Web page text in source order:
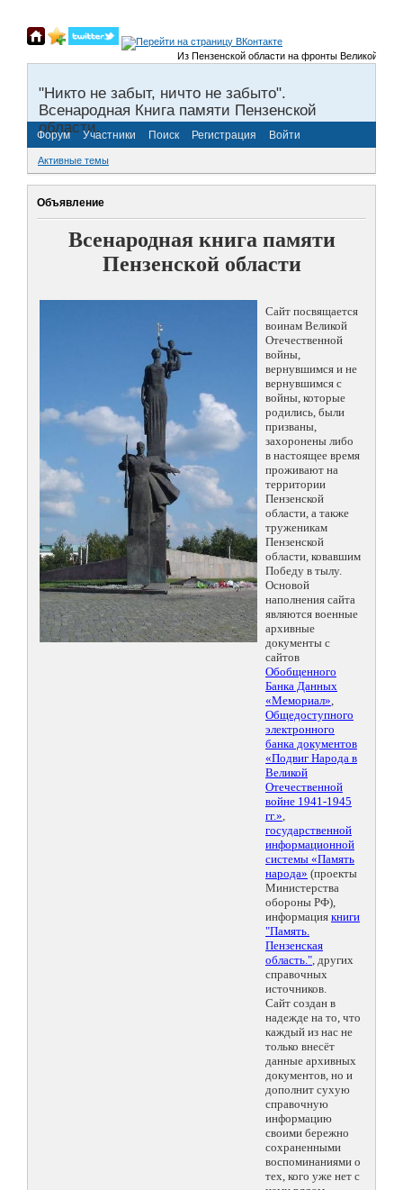
Из Пензенской области на фронты Великой
"Никто не забыт, ничто не забыто".
Всенародная Книга памяти Пензенской
области.
Форум Участники Поиск Регистрация Войти
Активные темы
Объявление
Всенародная книга памяти
Пензенской области
Сайт посвящается
воинам Великой
Отечественной
войны,
вернувшимся и не
вернувшимся с
войны, которые
родились, были
призваны,
захоронены либо
в настоящее время
проживают на
территории
Пензенской
области, а также
труженикам
Пензенской
области, ковавшим
Победу в тылу.
Основой
наполнения сайта
являются военные
архивные
документы с
сайтов
Обобщенного
Банка Данных
«Мемориал»,
Общедоступного
электронного
банка документов
«Подвиг Народа в
Великой
Отечественной
войне 1941-1945
гг.»,
государственной
информационной
системы «Память
народа» (проекты
Министерства
обороны РФ),
информация книги
"Память.
Пензенская
область.", других
справочных
источников.
Сайт создан в
надежде на то, что
каждый из нас не
только внесёт
данные архивных
документов, но и
дополнит сухую
справочную
информацию
своими бережно
сохраненными
воспоминаниями о
тех, кого уже нет с